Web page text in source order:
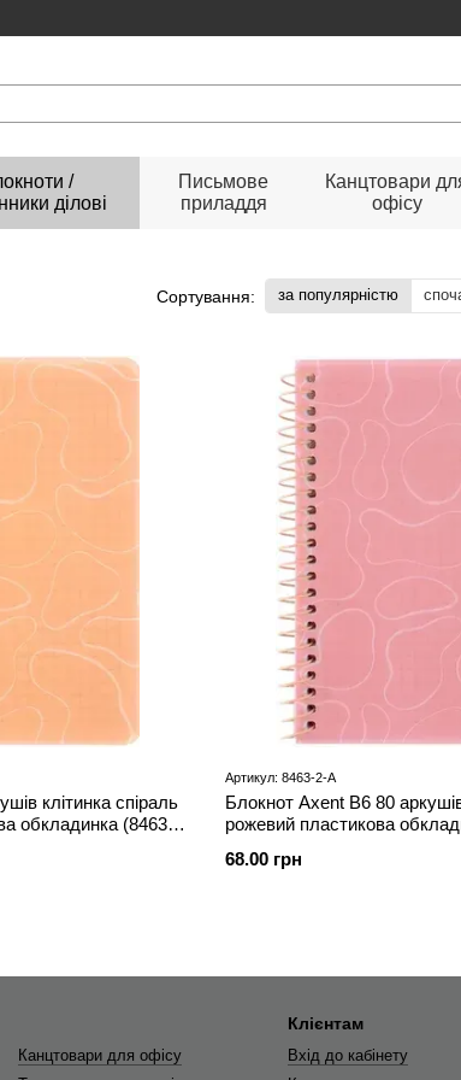
/
ділові
Письмове
приладдя
Канцтовари
офісу
Сортування: за популярністю
клітинка спіраль
обкладинка (8463-
Артикул: 8463-2-A
Блокнот Axent В6 80
рожевий пластикова
68.00 грн
Канцтовари для офісу
Клієнтам
Вхід до кабінету